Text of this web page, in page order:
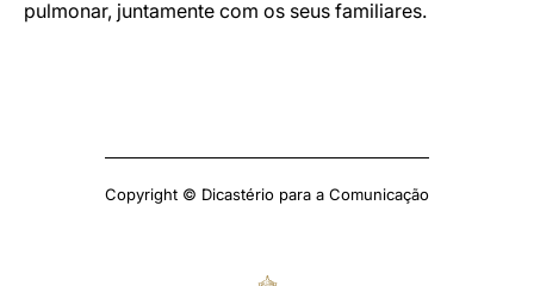
pulmonar, juntamente com os seus familiares.
Copyright © Dicastério para a Comunicação